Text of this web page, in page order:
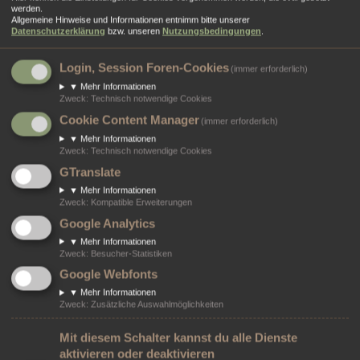
lassen.
Dein Name:
Bitte trage deinen Namen ein, damit deine Nachricht zugeordnet werden kann.
Deine E-Mail-Adresse:
Bitte trage eine gültige E-Mail-Adresse ein, damit wir dich kontaktieren können.
Wiederhole die E-Mail Adresse:
Grund:
werden.
Allgemeine Hinweise und Informationen entnimm bitte unserer
Datenschutzerklärung bzw. unseren Nutzungsbedingungen.
Login, Session Foren-Cookies(immer erforderlich)
▼ Mehr Informationen
Zweck: Technisch notwendige Cookies
Cookie Content Manager(immer erforderlich)
▼ Mehr Informationen
Zweck: Technisch notwendige Cookies
GTranslate
▼ Mehr Informationen
Zweck: Kompatible Erweiterungen
Google Analytics
▼ Mehr Informationen
Zweck: Besucher-Statistiken
Google Webfonts
▼ Mehr Informationen
Zweck: Zusätzliche Auswahlmöglichkeiten
Mit diesem Schalter kannst du alle Dienste
aktivieren oder deaktivieren